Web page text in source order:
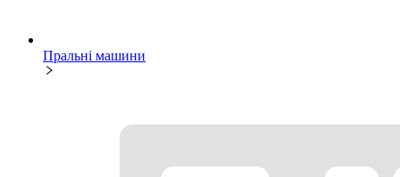
Пральні машини